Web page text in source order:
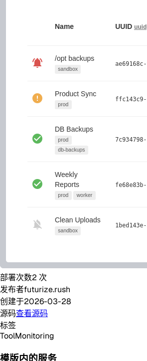
部署次数2 次
发布者futurize.rush
创建于2026-03-28
源码查看源码
标签
ToolMonitoring
模版内的服务